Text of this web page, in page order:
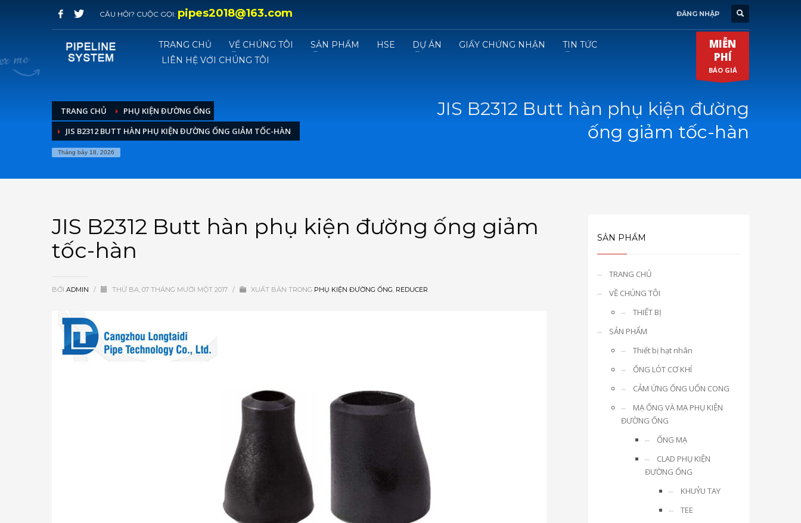
CÂU HỎI? CUỘC GỌI: pipes2018@163.com ĐĂNG NHẬP
TRANG CHỦ VỀ CHÚNG TÔI SẢN PHẨM HSE DỰ ÁN GIẤY CHỨNG NHẬN
TIN TỨC
LIÊN HỆ VỚI CHÚNG TÔI
MIỄN
PHÍ
BÁO GIÁ
TRANG CHỦ
PHỤ KIỆN ĐƯỜNG ỐNG
JIS B2312 BUTT HÀN PHỤ KIỆN ĐƯỜNG ỐNG GIẢM TỐC-HÀN
Tháng bảy 18, 2026
JIS B2312 Butt hàn phụ kiện đường
ống giảm tốc-hàn
JIS B2312 Butt hàn phụ kiện đường ống giảm
tốc-hàn
BỞI ADMIN / THỨ BA, 07 THÁNG MƯỜI MỘT 2017 / XUẤT BẢN TRONG PHỤ KIỆN ĐƯỜNG ỐNG, REDUCER
SẢN PHẨM
TRANG CHỦ
VỀ CHÚNG TÔI
THIẾT BỊ
SẢN PHẨM
Thiết bị hạt nhân
ỐNG LÓT CƠ KHÍ
CẢM ỨNG ỐNG UỐN CONG
MẠ ỐNG VÀ MẠ PHỤ KIỆN
ĐƯỜNG ỐNG
ỐNG MẠ
CLAD PHỤ KIỆN
ĐƯỜNG ỐNG
KHUỶU TAY
TEE